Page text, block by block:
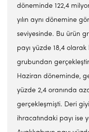
döneminde 122,4
yılın aynı dönemine
seviyesinde. Bu ürün
payı yüzde 18,4
grubundan
Haziran döneminde,
yüzde 2,4 oranında
gerçekleşmişti. Deri
ihracatındaki payı ise